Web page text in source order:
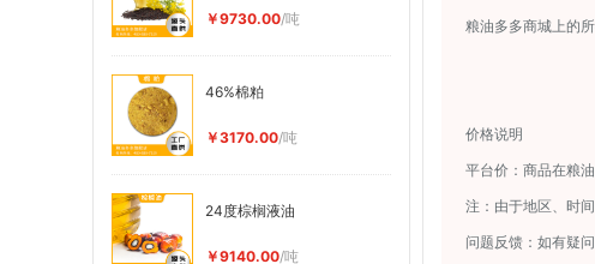
￥9730.00/吨
46%棉粕
￥3170.00/吨
24度棕榈液油
￥9140.00/吨
粮油多多商城上的
价格说明
平台价：商品在粮
注：由于地区、时
问题反馈：如有疑